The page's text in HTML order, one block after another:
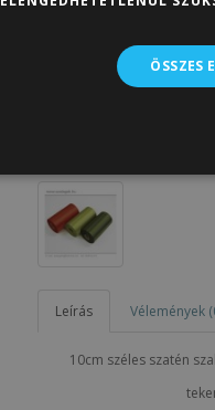
Leírás Vélemények
10cm széles szatén
ÖSSZES